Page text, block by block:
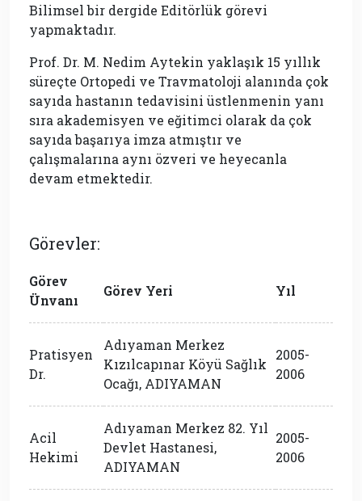
Bilimsel bir dergide Editörlük görevi
yapmaktadır.
Prof. Dr. M. Nedim Aytekin yaklaşık 15 yıllık
süreçte Ortopedi ve Travmatoloji alanında çok
sayıda hastanın tedavisini üstlenmenin yanı
sıra akademisyen ve eğitimci olarak da çok
sayıda başarıya imza atmıştır ve
çalışmalarına aynı özveri ve heyecanla
devam etmektedir.
Görevler:
Görev
Ünvanı
Görev Yeri Yıl
Pratisyen
Dr.
Adıyaman Merkez
Kızılcapınar Köyü Sağlık
Ocağı, ADIYAMAN
2005-
2006
Acil
Hekimi
Adıyaman Merkez 82. Yıl
Devlet Hastanesi,
ADIYAMAN
2005-
2006